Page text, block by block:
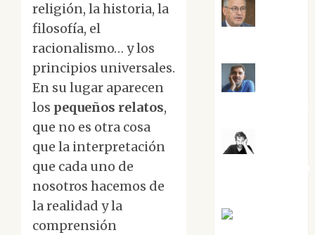
religión, la historia, la
filosofía, el
racionalismo… y los
principios universales.
En su lugar aparecen
los pequeños relatos,
que no es otra cosa
que la interpretación
que cada uno de
nosotros hacemos de
la realidad y la
comprensión